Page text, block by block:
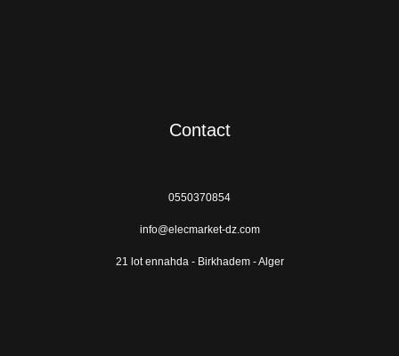
Contact
0550370854
info@elecmarket-dz.com
21 lot ennahda - Birkhadem - Alger